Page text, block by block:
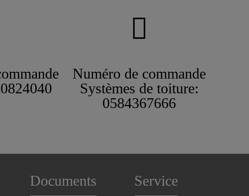
Numéro de commande
Systèmes de toiture:
0584367666
Documents Service